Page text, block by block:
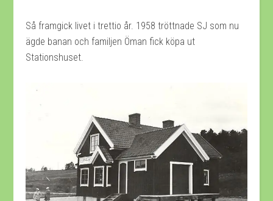
Så framgick livet i trettio år. 1958 tröttnade SJ som nu
ägde banan och familjen Öman fick köpa ut
Stationshuset.